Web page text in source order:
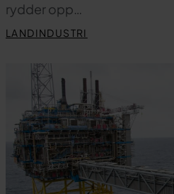
rydder opp…
LANDINDUSTRI